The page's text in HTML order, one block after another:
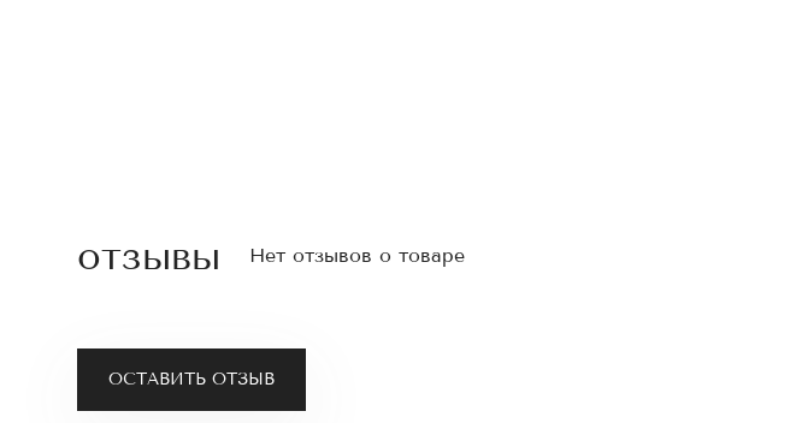
отзывы Нет отзывов о товаре
ОСТАВИТЬ ОТЗЫВ